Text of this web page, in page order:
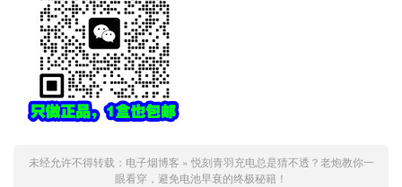
未经允许不得转载： 电子烟博客 » 悦刻青羽充电总是猜不透？老炮教你一
眼看穿，避免电池早衰的终极秘籍！